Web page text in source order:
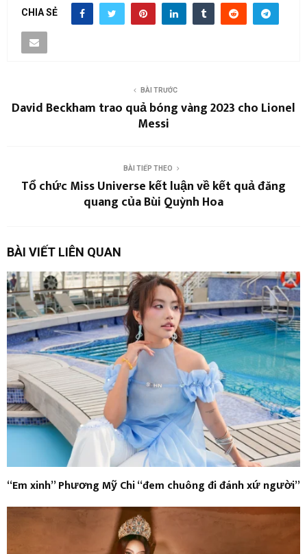
CHIA SẺ
BÀI TRƯỚC
David Beckham trao quả bóng vàng 2023 cho Lionel
Messi
BÀI TIẾP THEO
Tổ chức Miss Universe kết luận về kết quả đăng
quang của Bùi Quỳnh Hoa
BÀI VIẾT LIÊN QUAN
“Em xinh” Phương Mỹ Chi “đem chuông đi đánh xứ người”